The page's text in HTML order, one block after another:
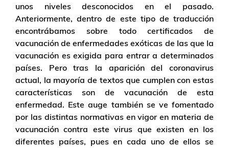
unos niveles desconocidos en el pasado.
Anteriormente, dentro de este tipo de traducción
encontrábamos sobre todo certificados de
vacunación de enfermedades exóticas de las que la
vacunación es exigida para entrar a determinados
países. Pero tras la aparición del coronavirus
actual, la mayoría de textos que cumplen con estas
características son de vacunación de esta
enfermedad. Este auge también se ve fomentado
por las distintas normativas en vigor en materia de
vacunación contra este virus que existen en los
diferentes países, pues en cada uno de ellos se